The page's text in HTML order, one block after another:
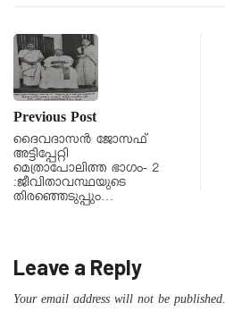
Previous Post
ദൈവദാസൻ ജോസഫ്
അട്ടിപ്പേറ്റി
മെത്രാപോലിത്ത ഭാഗം- 2
:ജീവിതാവസ്ഥയുടെ
തിരഞ്ഞെടുപ്പും…
Leave a Reply
Your email address will not be published.